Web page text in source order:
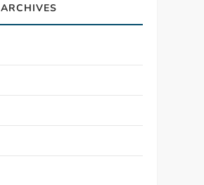
ARCHIVES